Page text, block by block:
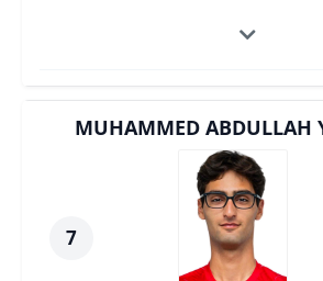
7
MUHAMMED ABDULLAH